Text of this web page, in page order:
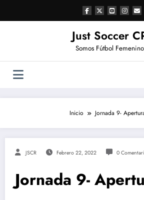
contenido
Just Soccer
Somos Fútbol Femenino
Inicio Jornada 9-
JSCR Febrero 22, 2022 0
Jornada 9-